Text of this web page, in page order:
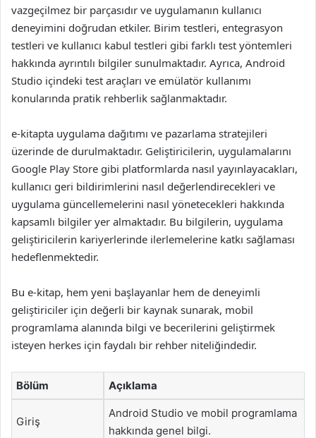
vazgeçilmez bir parçasıdır ve uygulamanın kullanıcı
deneyimini doğrudan etkiler. Birim testleri, entegrasyon
testleri ve kullanıcı kabul testleri gibi farklı test yöntemleri
hakkında ayrıntılı bilgiler sunulmaktadır. Ayrıca, Android
Studio içindeki test araçları ve emülatör kullanımı
konularında pratik rehberlik sağlanmaktadır.
e-kitapta uygulama dağıtımı ve pazarlama stratejileri
üzerinde de durulmaktadır. Geliştiricilerin, uygulamalarını
Google Play Store gibi platformlarda nasıl yayınlayacakları,
kullanıcı geri bildirimlerini nasıl değerlendirecekleri ve
uygulama güncellemelerini nasıl yönetecekleri hakkında
kapsamlı bilgiler yer almaktadır. Bu bilgilerin, uygulama
geliştiricilerin kariyerlerinde ilerlemelerine katkı sağlaması
hedeflenmektedir.
Bu e-kitap, hem yeni başlayanlar hem de deneyimli
geliştiriciler için değerli bir kaynak sunarak, mobil
programlama alanında bilgi ve becerilerini geliştirmek
isteyen herkes için faydalı bir rehber niteliğindedir.
Bölüm Açıklama
Giriş
Android Studio ve mobil programlama
hakkında genel bilgi.